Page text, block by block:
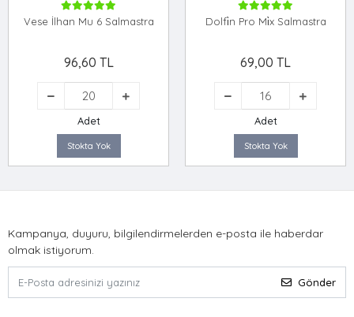
Vese İlhan Mu 6 Salmastra
96,60 TL
Adet
Stokta Yok
Dolfi̇n Pro Mi̇x Salmastra
69,00 TL
Adet
Stokta Yok
Kampanya, duyuru, bilgilendirmelerden e-posta ile haberdar
olmak istiyorum.
Gönder